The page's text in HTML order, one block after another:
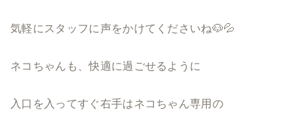
気軽にスタッフに声をかけてくださいね🐶💦
ネコちゃんも、快適に過ごせるように
入口を入ってすぐ右手はネコちゃん専用の